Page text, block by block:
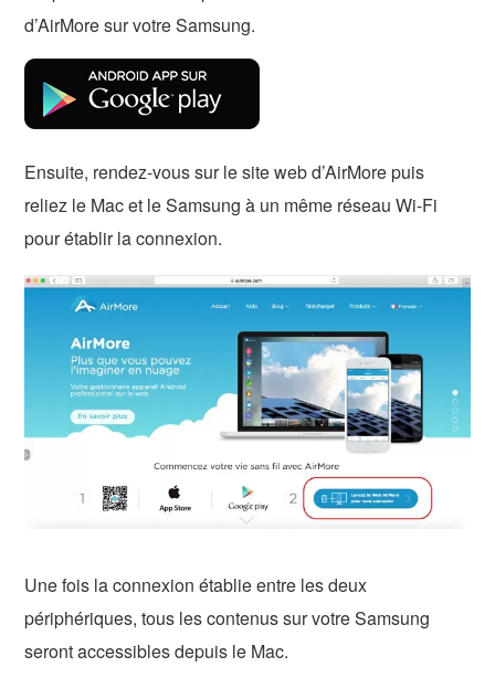
d’AirMore sur votre Samsung.
Ensuite, rendez-vous sur le site web d’AirMore puis
reliez le Mac et le Samsung à un même réseau Wi-Fi
pour établir la connexion.
Une fois la connexion établie entre les deux
périphériques, tous les contenus sur votre Samsung
seront accessibles depuis le Mac.